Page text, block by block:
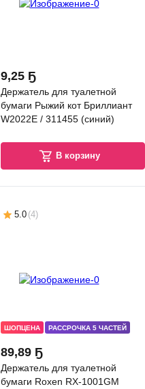
9,25 Ҕ
Держатель для туалетной
бумаги Рыжий кот Бриллиант
W2022E / 311455 (синий)
В корзину
5.0 (4)
ШОПЦЕНА РАССРОЧКА 5 ЧАСТЕЙ
89,89 Ҕ
Держатель для туалетной
бумаги Roxen RX-1001GM